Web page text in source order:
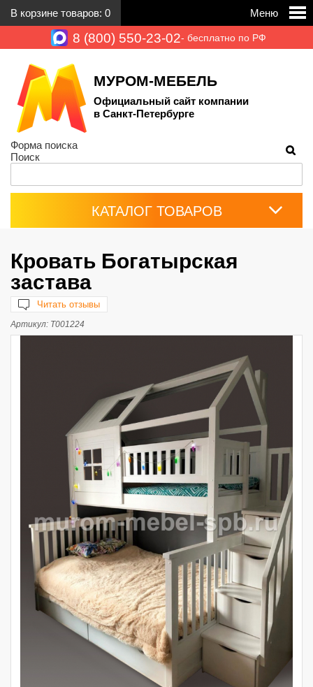
В корзине товаров: 0 Меню
8 (800) 550-23-02- бесплатно по РФ
МУРОМ-МЕБЕЛЬ
Официальный сайт компании
в Санкт-Петербурге
Форма поиска
Поиск
КАТАЛОГ ТОВАРОВ
Кровать Богатырская
застава
Читать отзывы
Артикул: Т001224